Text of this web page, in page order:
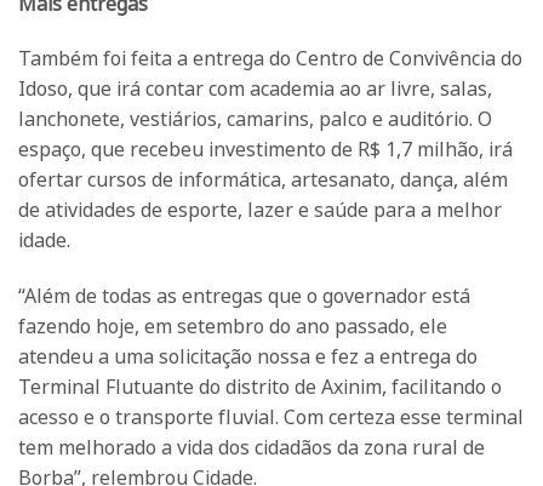
Também foi feita a entrega do Centro de Convivência do
Idoso, que irá contar com academia ao ar livre, salas,
lanchonete, vestiários, camarins, palco e auditório. O
espaço, que recebeu investimento de R$ 1,7 milhão, irá
ofertar cursos de informática, artesanato, dança, além
de atividades de esporte, lazer e saúde para a melhor
idade.
“Além de todas as entregas que o governador está
fazendo hoje, em setembro do ano passado, ele
atendeu a uma solicitação nossa e fez a entrega do
Terminal Flutuante do distrito de Axinim, facilitando o
acesso e o transporte fluvial. Com certeza esse terminal
tem melhorado a vida dos cidadãos da zona rural de
Borba”, relembrou Cidade.